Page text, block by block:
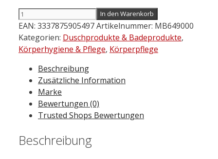
LA
ROCHE
Posay
Lipikar
Duschcreme
Nachfüllpack
400
Menge
In den Warenkorb
EAN: 3337875905497Artikelnummer: MB649000
Kategorien: Duschprodukte & Badeprodukte,
Körperhygiene & Pflege, Körperpflege
Beschreibung
Zusätzliche Information
Marke
Bewertungen (0)
Trusted Shops Bewertungen
Beschreibung